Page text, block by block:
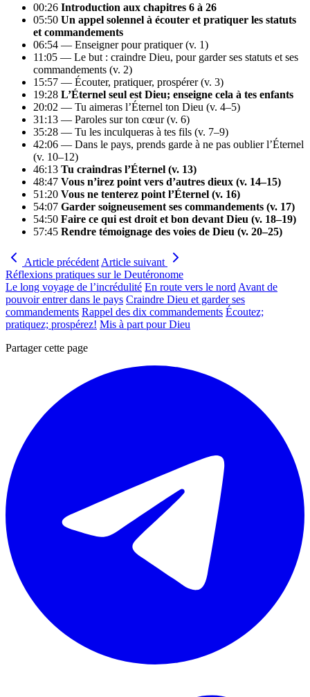
00:26 Introduction aux chapitres 6 à 26
05:50 Un appel solennel à écouter et pratiquer les statuts
et commandements
06:54 — Enseigner pour pratiquer (v. 1)
11:05 — Le but : craindre Dieu, pour garder ses statuts et ses
commandements (v. 2)
15:57 — Écouter, pratiquer, prospérer (v. 3)
19:28 L’Éternel seul est Dieu; enseigne cela à tes enfants
20:02 — Tu aimeras l’Éternel ton Dieu (v. 4–5)
31:13 — Paroles sur ton cœur (v. 6)
35:28 — Tu les inculqueras à tes fils (v. 7–9)
42:06 — Dans le pays, prends garde à ne pas oublier l’Éternel
(v. 10–12)
46:13 Tu craindras l’Éternel (v. 13)
48:47 Vous n’irez point vers d’autres dieux (v. 14–15)
51:20 Vous ne tenterez point l’Éternel (v. 16)
54:07 Garder soigneusement ses commandements (v. 17)
54:50 Faire ce qui est droit et bon devant Dieu (v. 18–19)
57:45 Rendre témoignage des voies de Dieu (v. 20–25)
Article précédent Article suivant
Réflexions pratiques sur le Deutéronome
Le long voyage de l’incrédulité En route vers le nord Avant de
pouvoir entrer dans le pays Craindre Dieu et garder ses
commandements Rappel des dix commandements Écoutez;
pratiquez; prospérez! Mis à part pour Dieu
Partager cette page